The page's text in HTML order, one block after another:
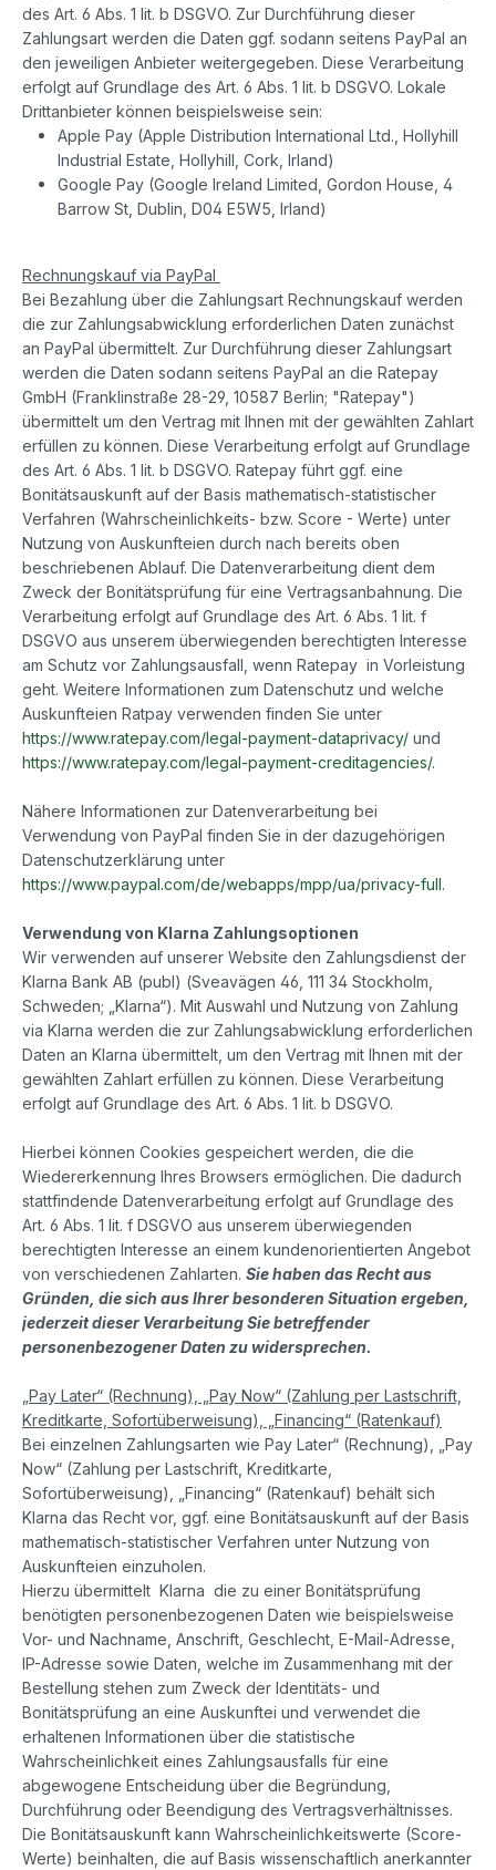
des Art. 6 Abs. 1 lit. b DSGVO. Zur Durchführung dieser
Zahlungsart werden die Daten ggf. sodann seitens PayPal an
den jeweiligen Anbieter weitergegeben. Diese Verarbeitung
erfolgt auf Grundlage des Art. 6 Abs. 1 lit. b DSGVO. Lokale
Drittanbieter können beispielsweise sein:
Apple Pay (Apple Distribution International Ltd., Hollyhill
Industrial Estate, Hollyhill, Cork, Irland)
Google Pay (Google Ireland Limited, Gordon House, 4
Barrow St, Dublin, D04 E5W5, Irland)
Rechnungskauf via PayPal
Bei Bezahlung über die Zahlungsart Rechnungskauf werden
die zur Zahlungsabwicklung erforderlichen Daten zunächst
an PayPal übermittelt. Zur Durchführung dieser Zahlungsart
werden die Daten sodann seitens PayPal an die Ratepay
GmbH (Franklinstraße 28-29, 10587 Berlin; "Ratepay")
übermittelt um den Vertrag mit Ihnen mit der gewählten Zahlart
erfüllen zu können. Diese Verarbeitung erfolgt auf Grundlage
des Art. 6 Abs. 1 lit. b DSGVO. Ratepay führt ggf. eine
Bonitätsauskunft auf der Basis mathematisch-statistischer
Verfahren (Wahrscheinlichkeits- bzw. Score - Werte) unter
Nutzung von Auskunfteien durch nach bereits oben
beschriebenen Ablauf. Die Datenverarbeitung dient dem
Zweck der Bonitätsprüfung für eine Vertragsanbahnung. Die
Verarbeitung erfolgt auf Grundlage des Art. 6 Abs. 1 lit. f
DSGVO aus unserem überwiegenden berechtigten Interesse
am Schutz vor Zahlungsausfall, wenn Ratepay in Vorleistung
geht. Weitere Informationen zum Datenschutz und welche
Auskunfteien Ratpay verwenden finden Sie unter
https://www.ratepay.com/legal-payment-dataprivacy/ und
https://www.ratepay.com/legal-payment-creditagencies/.
Nähere Informationen zur Datenverarbeitung bei
Verwendung von PayPal finden Sie in der dazugehörigen
Datenschutzerklärung unter
https://www.paypal.com/de/webapps/mpp/ua/privacy-full.
Verwendung von Klarna Zahlungsoptionen
Wir verwenden auf unserer Website den Zahlungsdienst der
Klarna Bank AB (publ) (Sveavägen 46, 111 34 Stockholm,
Schweden; „Klarna“). Mit Auswahl und Nutzung von Zahlung
via Klarna werden die zur Zahlungsabwicklung erforderlichen
Daten an Klarna übermittelt, um den Vertrag mit Ihnen mit der
gewählten Zahlart erfüllen zu können. Diese Verarbeitung
erfolgt auf Grundlage des Art. 6 Abs. 1 lit. b DSGVO.
Hierbei können Cookies gespeichert werden, die die
Wiedererkennung Ihres Browsers ermöglichen. Die dadurch
stattfindende Datenverarbeitung erfolgt auf Grundlage des
Art. 6 Abs. 1 lit. f DSGVO aus unserem überwiegenden
berechtigten Interesse an einem kundenorientierten Angebot
von verschiedenen Zahlarten. Sie haben das Recht aus
Gründen, die sich aus Ihrer besonderen Situation ergeben,
jederzeit dieser Verarbeitung Sie betreffender
personenbezogener Daten zu widersprechen.
„Pay Later“ (Rechnung), „Pay Now“ (Zahlung per Lastschrift,
Kreditkarte, Sofortüberweisung), „Financing“ (Ratenkauf)
Bei einzelnen Zahlungsarten wie Pay Later“ (Rechnung), „Pay
Now“ (Zahlung per Lastschrift, Kreditkarte,
Sofortüberweisung), „Financing“ (Ratenkauf) behält sich
Klarna das Recht vor, ggf. eine Bonitätsauskunft auf der Basis
mathematisch-statistischer Verfahren unter Nutzung von
Auskunfteien einzuholen.
Hierzu übermittelt Klarna die zu einer Bonitätsprüfung
benötigten personenbezogenen Daten wie beispielsweise
Vor- und Nachname, Anschrift, Geschlecht, E-Mail-Adresse,
IP-Adresse sowie Daten, welche im Zusammenhang mit der
Bestellung stehen zum Zweck der Identitäts- und
Bonitätsprüfung an eine Auskunftei und verwendet die
erhaltenen Informationen über die statistische
Wahrscheinlichkeit eines Zahlungsausfalls für eine
abgewogene Entscheidung über die Begründung,
Durchführung oder Beendigung des Vertragsverhältnisses.
Die Bonitätsauskunft kann Wahrscheinlichkeitswerte (Score-
Werte) beinhalten, die auf Basis wissenschaftlich anerkannter